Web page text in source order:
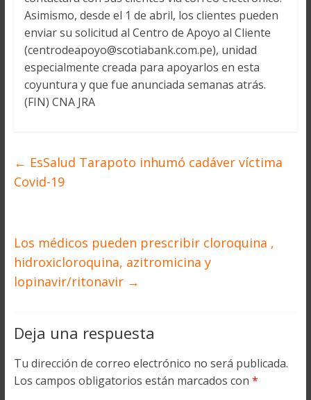
Asimismo, desde el 1 de abril, los clientes pueden
enviar su solicitud al Centro de Apoyo al Cliente
(centrodeapoyo@scotiabank.com.pe), unidad
especialmente creada para apoyarlos en esta
coyuntura y que fue anunciada semanas atrás.
(FIN) CNA JRA
← EsSalud Tarapoto inhumó cadáver víctima
Covid-19
Los médicos pueden prescribir cloroquina ,
hidroxicloroquina, azitromicina y
lopinavir/ritonavir →
Deja una respuesta
Tu dirección de correo electrónico no será publicada.
Los campos obligatorios están marcados con *